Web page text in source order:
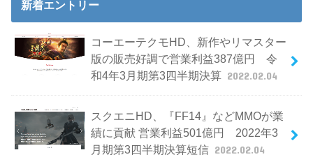
新着エントリー
コーエーテクモHD、新作やリマスター
版の販売好調で営業利益387億円 令
和4年3月期第3四半期決算 2022.02.04
スクエニHD、『FF14』などMMOが業
績に貢献 営業利益501億円 2022年3
月期第3四半期決算短信 2022.02.04